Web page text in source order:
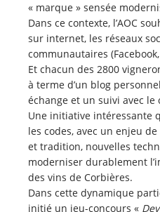
« marque » sensée
Dans ce contexte, l’AOC
sur internet, les réseaux
communautaires
Et chacun des 2800
à terme d’un blog
échange et un suivi avec
Une initiative intéressante
les codes, avec un enjeu
et tradition, nouvelles
moderniser durablement
des vins de Corbières.
Dans cette dynamique
initié un jeu-concours «